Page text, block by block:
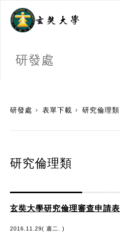
研發處
研發處 表單下載 研究倫理類
研究倫理類
玄奘大學研究倫理審查申請表
2016.11.29( 週二. )